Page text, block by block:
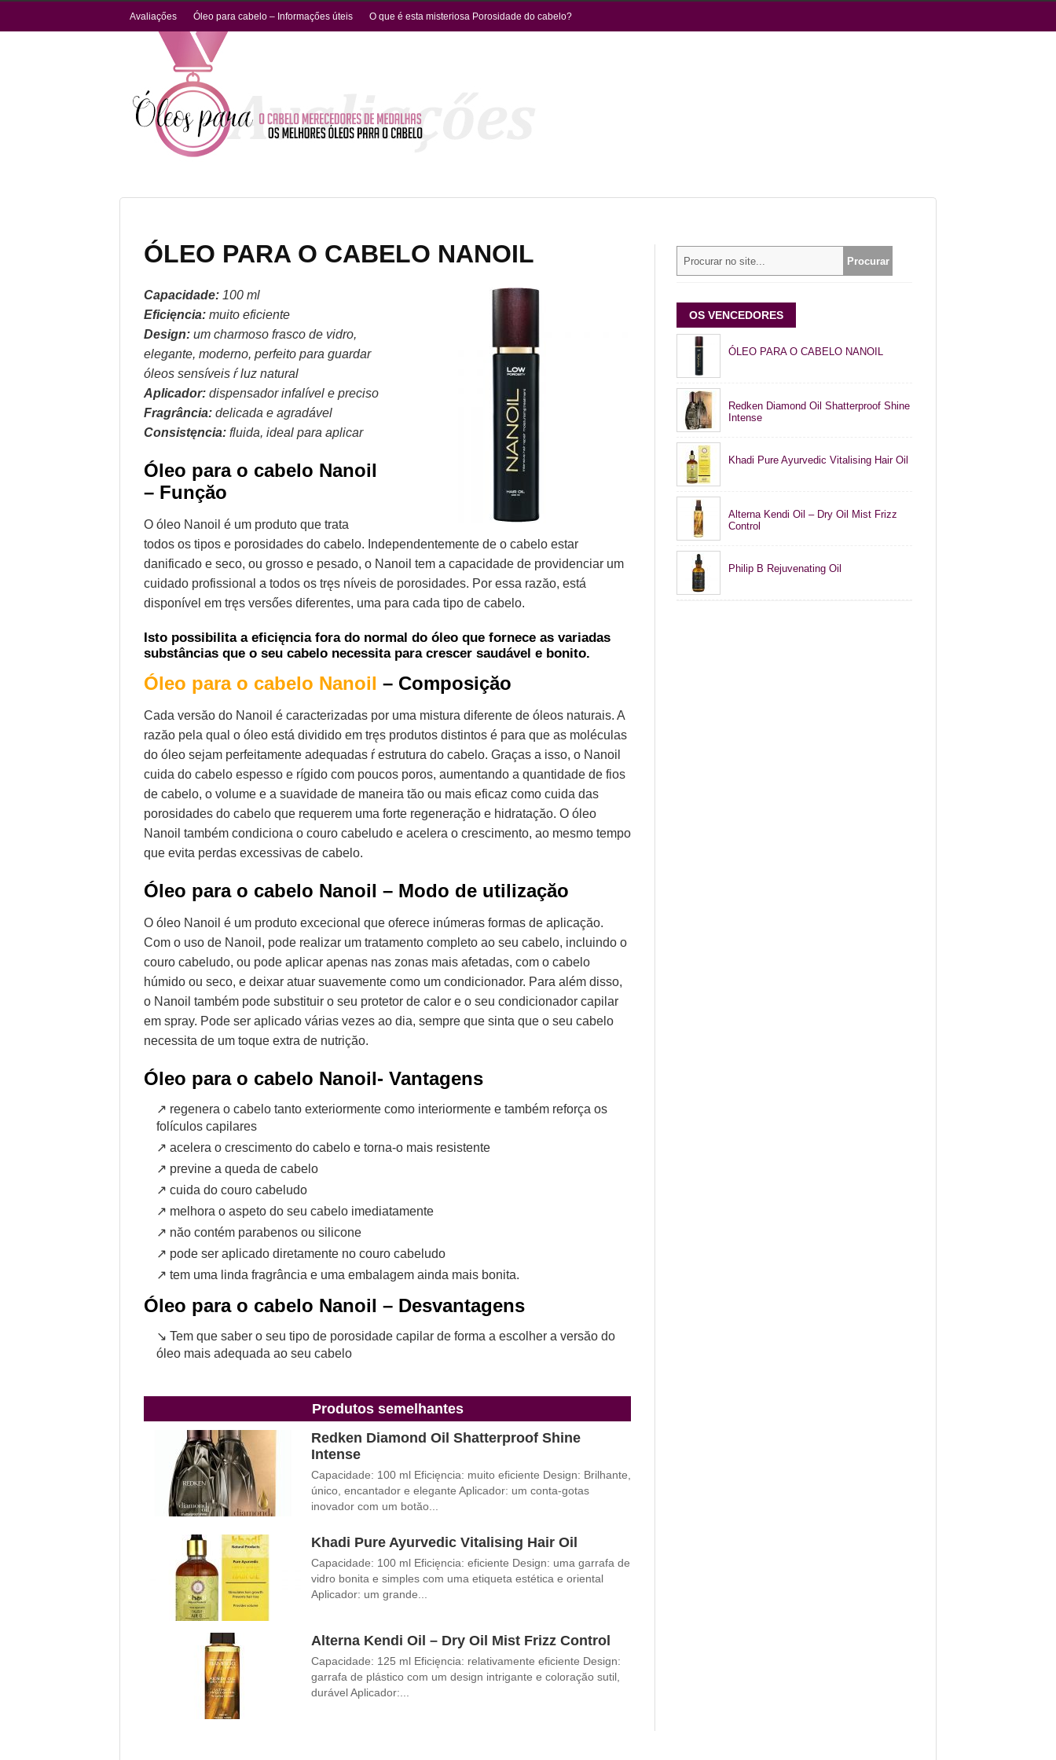
Avaliaçőes Óleo para cabelo – Informaçőes úteis O que é esta misteriosa Porosidade do cabelo?
ÓLEO PARA O CABELO NANOIL
Capacidade: 100 ml
Eficięncia: muito eficiente
Design: um charmoso frasco de vidro,
elegante, moderno, perfeito para guardar
óleos sensíveis ŕ luz natural
Aplicador: dispensador infalível e preciso
Fragrância: delicada e agradável
Consistęncia: fluida, ideal para aplicar
Óleo para o cabelo Nanoil
– Funçăo
O óleo Nanoil é um produto que trata
todos os tipos e porosidades do cabelo. Independentemente de o cabelo estar
danificado e seco, ou grosso e pesado, o Nanoil tem a capacidade de providenciar um
cuidado profissional a todos os tręs níveis de porosidades. Por essa razăo, está
disponível em tręs versőes diferentes, uma para cada tipo de cabelo.
Isto possibilita a eficięncia fora do normal do óleo que fornece as variadas
substâncias que o seu cabelo necessita para crescer saudável e bonito.
Óleo para o cabelo Nanoil – Composiçăo
Cada versăo do Nanoil é caracterizadas por uma mistura diferente de óleos naturais. A
razăo pela qual o óleo está dividido em tręs produtos distintos é para que as moléculas
do óleo sejam perfeitamente adequadas ŕ estrutura do cabelo. Graças a isso, o Nanoil
cuida do cabelo espesso e rígido com poucos poros, aumentando a quantidade de fios
de cabelo, o volume e a suavidade de maneira tăo ou mais eficaz como cuida das
porosidades do cabelo que requerem uma forte regeneraçăo e hidrataçăo. O óleo
Nanoil também condiciona o couro cabeludo e acelera o crescimento, ao mesmo tempo
que evita perdas excessivas de cabelo.
Óleo para o cabelo Nanoil – Modo de utilizaçăo
O óleo Nanoil é um produto excecional que oferece inúmeras formas de aplicaçăo.
Com o uso de Nanoil, pode realizar um tratamento completo ao seu cabelo, incluindo o
couro cabeludo, ou pode aplicar apenas nas zonas mais afetadas, com o cabelo
húmido ou seco, e deixar atuar suavemente como um condicionador. Para além disso,
o Nanoil também pode substituir o seu protetor de calor e o seu condicionador capilar
em spray. Pode ser aplicado várias vezes ao dia, sempre que sinta que o seu cabelo
necessita de um toque extra de nutriçăo.
Óleo para o cabelo Nanoil- Vantagens
↗ regenera o cabelo tanto exteriormente como interiormente e também reforça os
folículos capilares
↗ acelera o crescimento do cabelo e torna-o mais resistente
↗ previne a queda de cabelo
↗ cuida do couro cabeludo
↗ melhora o aspeto do seu cabelo imediatamente
↗ năo contém parabenos ou silicone
↗ pode ser aplicado diretamente no couro cabeludo
↗ tem uma linda fragrância e uma embalagem ainda mais bonita.
Óleo para o cabelo Nanoil – Desvantagens
↘ Tem que saber o seu tipo de porosidade capilar de forma a escolher a versăo do
óleo mais adequada ao seu cabelo
Produtos semelhantes
Redken Diamond Oil Shatterproof Shine
Intense
Capacidade: 100 ml Eficięncia: muito eficiente Design: Brilhante,
único, encantador e elegante Aplicador: um conta-gotas
inovador com um botăo...
Khadi Pure Ayurvedic Vitalising Hair Oil
Capacidade: 100 ml Eficięncia: eficiente Design: uma garrafa de
vidro bonita e simples com uma etiqueta estética e oriental
Aplicador: um grande...
Alterna Kendi Oil – Dry Oil Mist Frizz Control
Capacidade: 125 ml Eficięncia: relativamente eficiente Design:
garrafa de plástico com um design intrigante e coloraçăo sutil,
durável Aplicador:...
OS VENCEDORES
ÓLEO PARA O CABELO NANOIL
Redken Diamond Oil Shatterproof Shine
Intense
Khadi Pure Ayurvedic Vitalising Hair Oil
Alterna Kendi Oil – Dry Oil Mist Frizz
Control
Philip B Rejuvenating Oil